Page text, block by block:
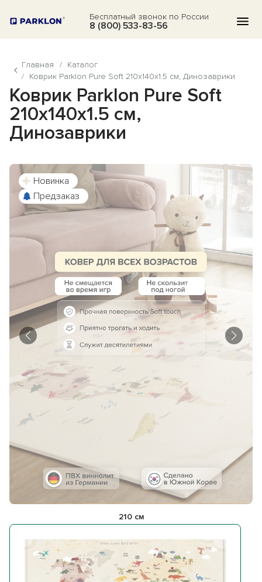
8 (800) 533-83-56
Бесплатный звонок по России
АКЦИИ
БЛОГ
ОТЗЫВЫ
КОНТАКТЫ
Главная / Каталог
/ Коврик Parklon Pure Soft 210x140x1.5 см, Динозаврики
Коврик Parklon Pure Soft
210x140x1.5 см,
Динозаврики
Новинка
Предзаказ
210 см